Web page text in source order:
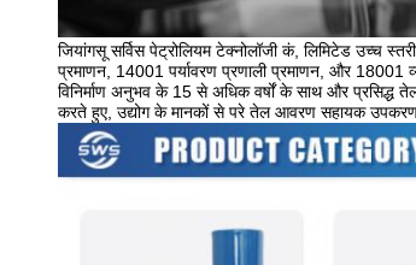
जियांगसू सर्विस पेट्रोलियम टेक्नोलॉजी कं, लिमिटेड उच्च
प्रमाणन, 14001 पर्यावरण प्रणाली प्रमाणन, और 18001
विनिर्माण अनुभव के 15 से अधिक वर्षों के साथ और प्रसिद्ध
करते हुए, उद्योग के मानकों से परे तेल आवरण सहायक उपकरण